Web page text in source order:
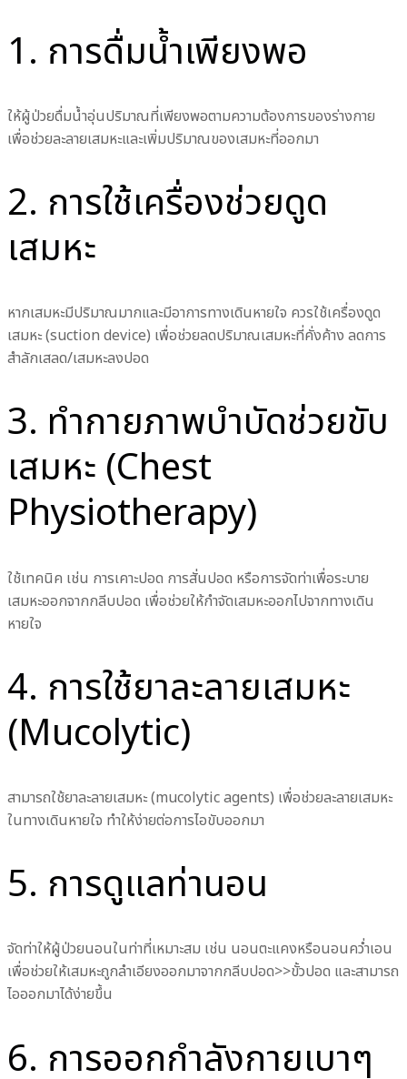
1. การดื่มน้ำเพียงพอ
ให้ผู้ป่วยดื่มน้ำอุ่นปริมาณที่เพียงพอตามความต้องการของร่างกาย
เพื่อช่วยละลายเสมหะและเพิ่มปริมาณของเสมหะที่ออกมา
2. การใช้เครื่องช่วยดูด
เสมหะ
หากเสมหะมีปริมาณมากและมีอาการทางเดินหายใจ ควรใช้เครื่องดูด
เสมหะ (suction device) เพื่อช่วยลดปริมาณเสมหะที่คั่งค้าง ลดการ
สำลักเสลด/เสมหะลงปอด
3. ทำกายภาพบำบัดช่วยขับ
เสมหะ (Chest
Physiotherapy)
ใช้เทคนิค เช่น การเคาะปอด การสั่นปอด หรือการจัดท่าเพื่อระบาย
เสมหะออกจากกลีบปอด เพื่อช่วยให้กำจัดเสมหะออกไปจากทางเดิน
หายใจ
4. การใช้ยาละลายเสมหะ
(Mucolytic)
สามารถใช้ยาละลายเสมหะ (mucolytic agents) เพื่อช่วยละลายเสมหะ
ในทางเดินหายใจ ทำให้ง่ายต่อการไอขับออกมา
5. การดูแลท่านอน
จัดท่าให้ผู้ป่วยนอนในท่าที่เหมาะสม เช่น นอนตะแคงหรือนอนคว่ำเอน
เพื่อช่วยให้เสมหะถูกลำเอียงออกมาจากกลีบปอด>>ขั้วปอด และสามารถ
ไอออกมาได้ง่ายขึ้น
6. การออกกำลังกายเบาๆ